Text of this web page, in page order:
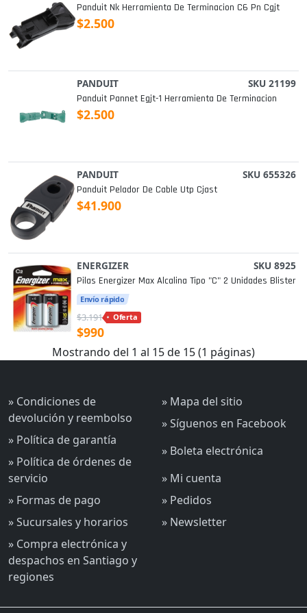
Panduit Nk Herramienta De Terminacion C6 Pn Cgjt
$2.500
PANDUIT SKU 21199
Panduit Pannet Egjt-1 Herramienta De Terminacion
$2.500
PANDUIT SKU 655326
Panduit Pelador De Cable Utp Cjast
$41.900
ENERGIZER SKU 8925
Pilas Energizer Max Alcalina Tipo "c" 2 Unidades Blister
Envío rápido
$3.191 Oferta
$990
Mostrando del 1 al 15 de 15 (1 páginas)
» Condiciones de
devolución y reembolso
» Política de garantía
» Política de órdenes de
servicio
» Formas de pago
» Sucursales y horarios
» Compra electrónica y
despachos en Santiago y
regiones
» Mapa del sitio
» Síguenos en Facebook
» Boleta electrónica
» Mi cuenta
» Pedidos
» Newsletter